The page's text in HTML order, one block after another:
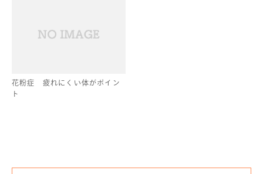
花粉症 疲れにくい体がポイン
ト